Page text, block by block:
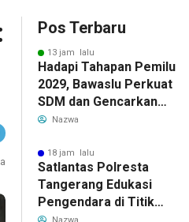
Pos Terbaru
13 jam lalu
Hadapi Tahapan Pemilu
2029, Bawaslu Perkuat
SDM dan Gencarkan
Pendidikan Demokrasi
Nazwa
18 jam lalu
Satlantas Polresta
Tangerang Edukasi
Pengendara di Titik